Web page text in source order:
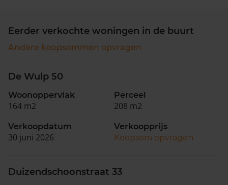
Eerder verkochte woningen in de buurt
Andere koopsommen opvragen
De Wulp 50
Woonoppervlak
164 m2
Perceel
208 m2
Verkoopdatum
30 juni 2026
Verkoopprijs
Koopsom opvragen
Duizendschoonstraat 33